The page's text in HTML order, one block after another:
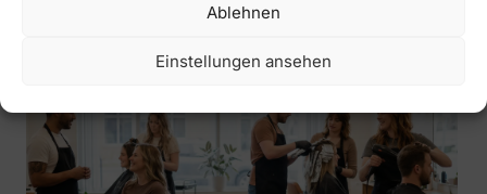
Ablehnen
Einstellungen ansehen